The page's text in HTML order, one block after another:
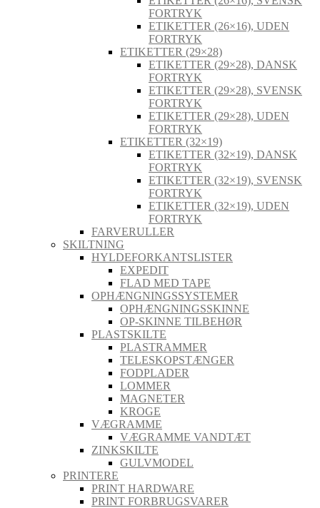
FORTRYK
ETIKETTER (26×16), UDEN
FORTRYK
ETIKETTER (29×28)
ETIKETTER (29×28), DANSK
FORTRYK
ETIKETTER (29×28), SVENSK
FORTRYK
ETIKETTER (29×28), UDEN
FORTRYK
ETIKETTER (32×19)
ETIKETTER (32×19), DANSK
FORTRYK
ETIKETTER (32×19), SVENSK
FORTRYK
ETIKETTER (32×19), UDEN
FORTRYK
FARVERULLER
SKILTNING
HYLDEFORKANTSLISTER
EXPEDIT
FLAD MED TAPE
OPHÆNGNINGSSYSTEMER
OPHÆNGNINGSSKINNE
OP-SKINNE TILBEHØR
PLASTSKILTE
PLASTRAMMER
TELESKOPSTÆNGER
FODPLADER
LOMMER
MAGNETER
KROGE
VÆGRAMME
VÆGRAMME VANDTÆT
ZINKSKILTE
GULVMODEL
PRINTERE
PRINT HARDWARE
PRINT FORBRUGSVARER